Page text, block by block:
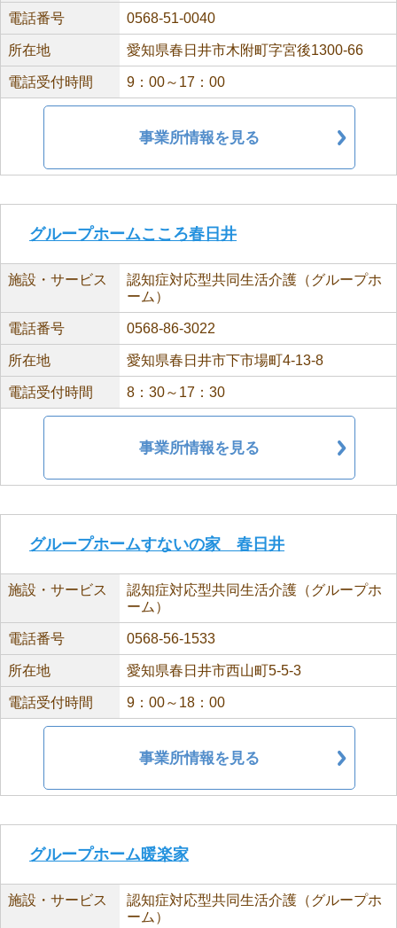
電話番号 0568-51-0040
所在地 愛知県春日井市木附町字宮後1300-66
電話受付時間 9：00～17：00
事業所情報を見る
グループホームこころ春日井
施設・サービス
認知症対応型共同生活介護（グループホ
ーム）
電話番号 0568-86-3022
所在地 愛知県春日井市下市場町4-13-8
電話受付時間 8：30～17：30
事業所情報を見る
グループホームすないの家 春日井
施設・サービス
認知症対応型共同生活介護（グループホ
ーム）
電話番号 0568-56-1533
所在地 愛知県春日井市西山町5-5-3
電話受付時間 9：00～18：00
事業所情報を見る
グループホーム暖楽家
施設・サービス
認知症対応型共同生活介護（グループホ
ーム）